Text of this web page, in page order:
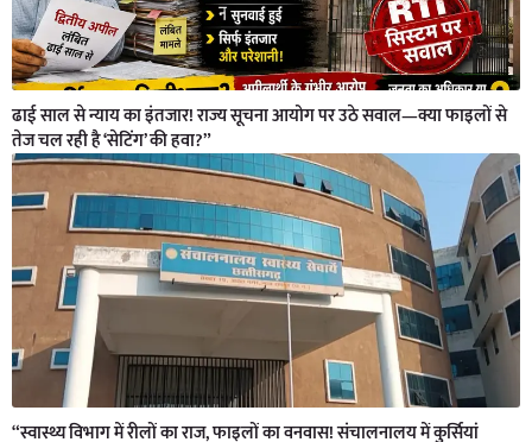
ढाई साल से न्याय का इंतजार! राज्य सूचना आयोग पर उठे सवाल—क्या फाइलों से
तेज चल रही है ‘सेटिंग’ की हवा?”
“स्वास्थ्य विभाग में रीलों का राज, फाइलों का वनवास! संचालनालय में कुर्सियां